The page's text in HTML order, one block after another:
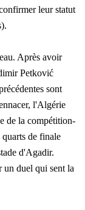
leur statut
Après avoir
Petković
sont
l'Algérie
de la compétition-
de finale
d'Agadir.
un duel qui sent la